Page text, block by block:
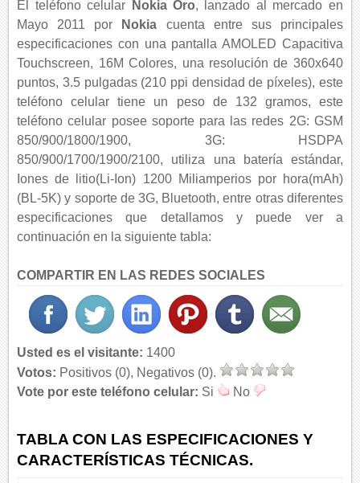
El teléfono celular Nokia Oro, lanzado al mercado en
Mayo 2011 por
Nokia cuenta entre sus principales
especificaciones con una pantalla AMOLED Capacitiva
Touchscreen, 16M Colores, una resolución de 360x640
puntos, 3.5 pulgadas (210 ppi densidad de píxeles), este
teléfono celular tiene un peso de 132 gramos, este
teléfono celular posee soporte para las redes 2G: GSM
850/900/1800/1900, 3G: HSDPA
850/900/1700/1900/2100, utiliza una batería estándar,
Iones de litio(Li-Ion) 1200 Miliamperios por hora(mAh)
(BL-5K) y soporte de 3G, Bluetooth, entre otras diferentes
especificaciones que detallamos y puede ver a
continuación en la siguiente tabla:
COMPARTIR EN LAS REDES SOCIALES
Usted es el visitante: 1400
Votos: Positivos (0), Negativos (0).
Vote por este teléfono celular: Si No
TABLA CON LAS ESPECIFICACIONES Y
CARACTERÍSTICAS TÉCNICAS.